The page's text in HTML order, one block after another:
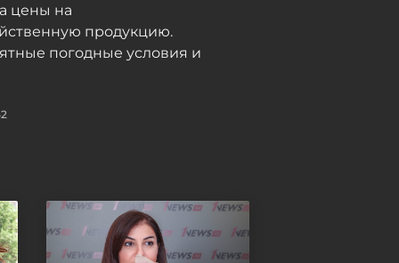
цены на
продукцию.
погодные условия и